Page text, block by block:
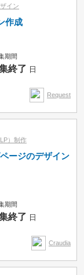
イン
作成
期間
終了 日
Request
）制作
ージのデザイン
期間
終了 日
Craudia